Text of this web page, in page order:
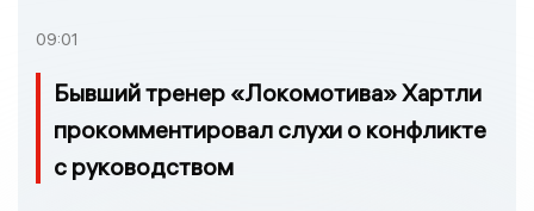
09:01
Бывший тренер «Локомотива» Хартли
прокомментировал слухи о конфликте
с руководством